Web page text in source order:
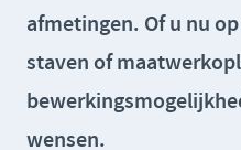
afmetingen. Of u nu
staven of
wensen.